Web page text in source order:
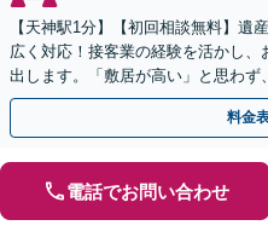
【天神駅1分】【初回相談無料】遺
広く対応！接客業の経験を活かし、
出します。「敷居が高い」と思わ
てお聞かせください【夜間・休日相
料金
電話でお問い合わせ